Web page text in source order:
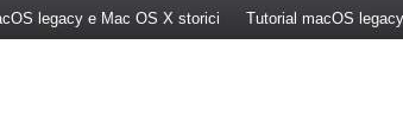
tab)legacy e Mac OS X storici (Opens a new tab)
Tutorial macOS